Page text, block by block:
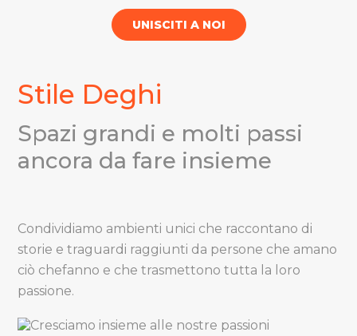
UNISCITI A NOI
Stile Deghi
Spazi grandi e molti passi
ancora da fare insieme
Condividiamo ambienti unici che raccontano di
storie e traguardi raggiunti da persone che amano
ciò chefanno e che trasmettono tutta la loro
passione.